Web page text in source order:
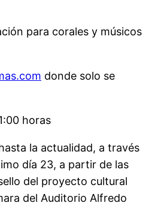
para corales y músicos
donde solo se
horas
la actualidad, a través
día 23, a partir de las
del proyecto cultural
del Auditorio Alfredo